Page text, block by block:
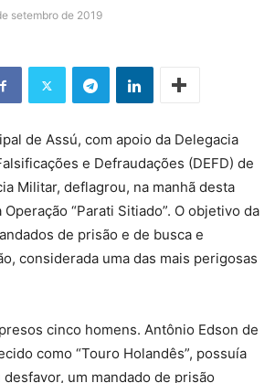
setembro de 2019
de Assú, com apoio da Delegacia
e Defraudações (DEFD) de
Militar, deflagrou, na manhã desta
“Parati Sitiado”. O objetivo da
de prisão e de busca e
considerada uma das mais perigosas
cinco homens. Antônio Edson de
como “Touro Holandês”, possuía
um mandado de prisão